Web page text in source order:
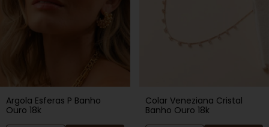
Argola Esferas P Banho
Ouro 18k
Colar Veneziana Cristal
Banho Ouro 18k